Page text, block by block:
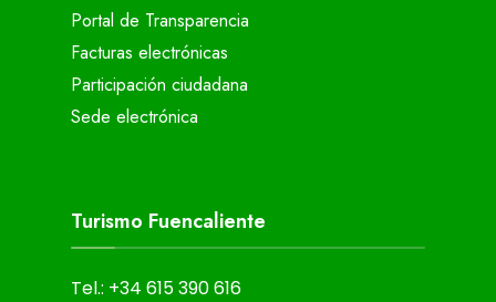
Portal de Transparencia
Facturas electrónicas
Participación ciudadana
Sede electrónica
Turismo Fuencaliente
Tel.: +34 615 390 616